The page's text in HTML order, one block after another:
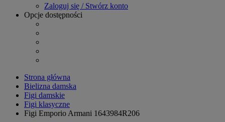
Zaloguj się / Stwórz konto
Opcje dostępności
Strona główna
Bielizna damska
Figi damskie
Figi klasyczne
Figi Emporio Armani 1643984R206